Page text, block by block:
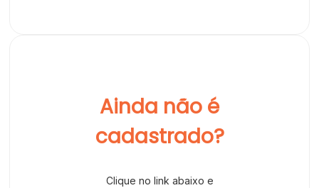
Ainda não é
cadastrado?
Clique no link abaixo e